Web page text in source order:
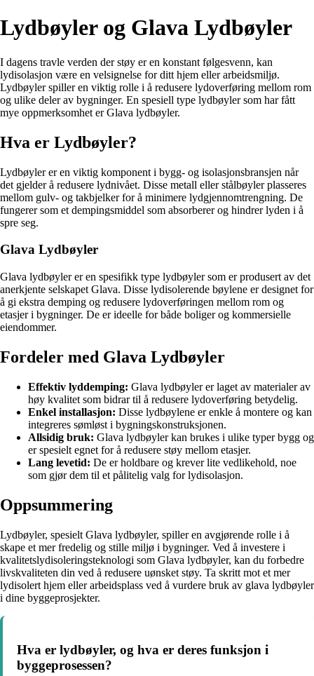
Lydbøyler og Glava Lydbøyler
I dagens travle verden der støy er en konstant følgesvenn, kan
lydisolasjon være en velsignelse for ditt hjem eller arbeidsmiljø.
Lydbøyler spiller en viktig rolle i å redusere lydoverføring mellom rom
og ulike deler av bygninger. En spesiell type lydbøyler som har fått
mye oppmerksomhet er Glava lydbøyler.
Hva er Lydbøyler?
Lydbøyler er en viktig komponent i bygg- og isolasjonsbransjen når
det gjelder å redusere lydnivået. Disse metall eller stålbøyler plasseres
mellom gulv- og takbjelker for å minimere lydgjennomtrengning. De
fungerer som et dempingsmiddel som absorberer og hindrer lyden i å
spre seg.
Glava Lydbøyler
Glava lydbøyler er en spesifikk type lydbøyler som er produsert av det
anerkjente selskapet Glava. Disse lydisolerende bøylene er designet for
å gi ekstra demping og redusere lydoverføringen mellom rom og
etasjer i bygninger. De er ideelle for både boliger og kommersielle
eiendommer.
Fordeler med Glava Lydbøyler
Effektiv lyddemping: Glava lydbøyler er laget av materialer av
høy kvalitet som bidrar til å redusere lydoverføring betydelig.
Enkel installasjon: Disse lydbøylene er enkle å montere og kan
integreres sømløst i bygningskonstruksjonen.
Allsidig bruk: Glava lydbøyler kan brukes i ulike typer bygg og
er spesielt egnet for å redusere støy mellom etasjer.
Lang levetid: De er holdbare og krever lite vedlikehold, noe
som gjør dem til et pålitelig valg for lydisolasjon.
Oppsummering
Lydbøyler, spesielt Glava lydbøyler, spiller en avgjørende rolle i å
skape et mer fredelig og stille miljø i bygninger. Ved å investere i
kvalitetslydisoleringsteknologi som Glava lydbøyler, kan du forbedre
livskvaliteten din ved å redusere uønsket støy. Ta skritt mot et mer
lydisolert hjem eller arbeidsplass ved å vurdere bruk av glava lydbøyler
i dine byggeprosjekter.
Hva er lydbøyler, og hva er deres funksjon i
byggeprosessen?